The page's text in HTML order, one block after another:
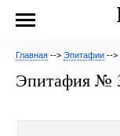
Главная --> Эпитафии -->
Эпитафия №